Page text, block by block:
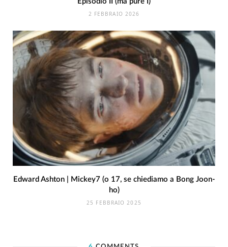
2 FEBBRAIO 2026
Edward Ashton | Mickey7 (o 17, se chiediamo a Bong Joon-
ho)
25 FEBBRAIO 2025